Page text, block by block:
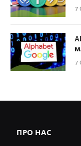
7
7
ПРО НАС